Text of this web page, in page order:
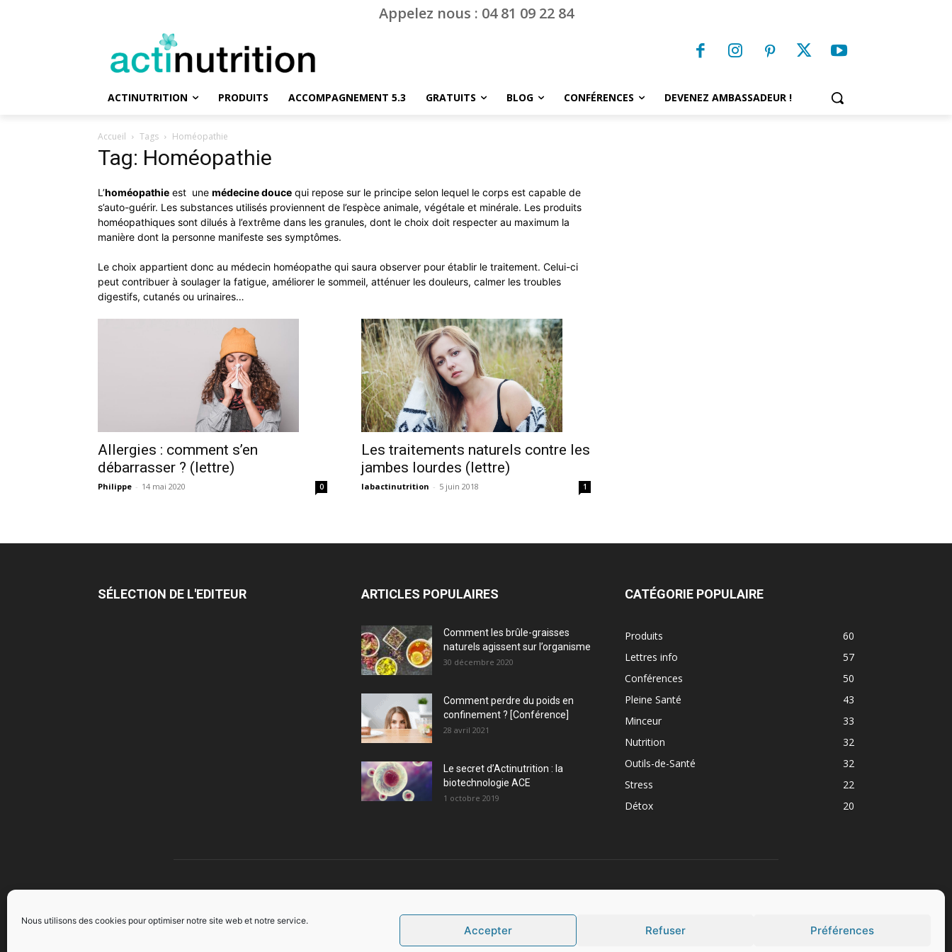
Nous utilisons des cookies pour optimiser notre site web et notre service.
Accepter Refuser Préférences
Appelez nous : 04 81 09 22 84
ACTINUTRITION PRODUITS ACCOMPAGNEMENT 5.3 GRATUITS BLOG CONFÉRENCES DEVENEZ AMBASSADEUR !
Accueil Tags Homéopathie
Tag: Homéopathie
L’homéopathie est une médecine douce qui repose sur le principe selon lequel le corps est capable de
s’auto-guérir. Les substances utilisés proviennent de l’espèce animale, végétale et minérale. Les produits
homéopathiques sont dilués à l’extrême dans les granules, dont le choix doit respecter au maximum la
manière dont la personne manifeste ses symptômes.
Le choix appartient donc au médecin homéopathe qui saura observer pour établir le traitement. Celui-ci
peut contribuer à soulager la fatigue, améliorer le sommeil, atténuer les douleurs, calmer les troubles
digestifs, cutanés ou urinaires…
Allergies : comment s’en
débarrasser ? (lettre)
Philippe - 14 mai 2020 0
Les traitements naturels contre les
jambes lourdes (lettre)
labactinutrition - 5 juin 2018 1
SÉLECTION DE L'EDITEUR ARTICLES POPULAIRES
Comment les brûle-graisses
naturels agissent sur l’organisme
30 décembre 2020
Comment perdre du poids en
confinement ? [Conférence]
28 avril 2021
Le secret d’Actinutrition : la
biotechnologie ACE
1 octobre 2019
CATÉGORIE POPULAIRE
Produits
60
Lettres info
57
Conférences
50
Pleine Santé
43
Minceur
33
Nutrition
32
Outils-de-Santé
32
Stress
22
Détox
20